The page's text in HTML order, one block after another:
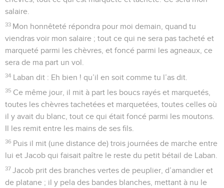
salaire.
33 Mon honnêteté répondra pour moi demain, quand tu
viendras voir mon salaire ; tout ce qui ne sera pas tacheté et
marqueté parmi les chèvres, et foncé parmi les agneaux, ce
sera de ma part un vol.
34 Laban dit : Eh bien ! qu’il en soit comme tu l’as dit.
35 Ce même jour, il mit à part les boucs rayés et marquetés,
toutes les chèvres tachetées et marquetées, toutes celles où
il y avait du blanc, tout ce qui était foncé parmi les moutons.
Il les remit entre les mains de ses fils.
36 Puis il mit (une distance de) trois journées de marche entre
lui et Jacob qui faisait paître le reste du petit bétail de Laban.
37 Jacob prit des branches vertes de peuplier, d’amandier et
de platane ; il y pela des bandes blanches, mettant à nu le